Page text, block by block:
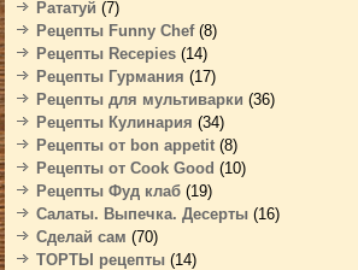
Рататуй (7)
Рецепты Funny Chef(8)
Рецепты Recepies (14)
Рецепты Гурмания (17)
Рецепты для мультиварки (36)
Рецепты Кулинария (34)
Рецепты от bon appetit (8)
Рецепты от Cook Good (10)
Рецепты Фуд клаб (19)
Салаты. Выпечка. Десерты (16)
Сделай сам (70)
ТОРТЫ рецепты (14)